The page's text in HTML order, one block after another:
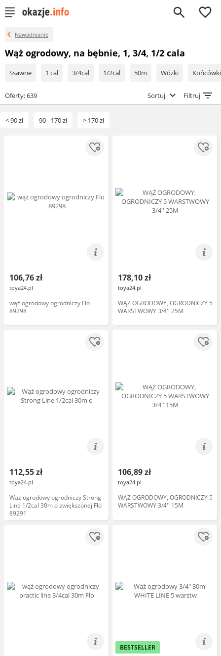
0
Nawadnianie
Wąż ogrodowy, na bębnie, 1, 3/4, 1/2 cala
Ssawne 1 cal 3/4cal 1/2cal 50m Wózki Końcówki
Oferty: 639 Sortuj Filtruj
< 90 zł 90 - 170 zł > 170 zł
106,76 zł
toya24.pl
wąż ogrodowy ogrodniczy Flo
89298
178,10 zł
toya24.pl
WĄŻ OGRODOWY, OGRODNICZY 5
WARSTWOWY 3/4'' 25M
112,55 zł
toya24.pl
Wąż ogrodowy ogrodniczy Strong
Line 1/2cal 30m o zwiększonej Flo
89291
106,89 zł
toya24.pl
WĄŻ OGRODOWY, OGRODNICZY 5
WARSTWOWY 3/4'' 15M
BESTSELLER